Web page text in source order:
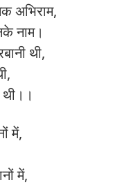
अभिराम,
नाम।
थी,
थी।।
में,
में,